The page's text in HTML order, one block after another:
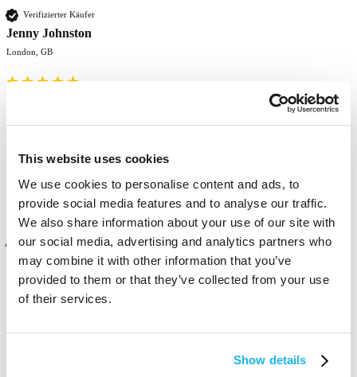
This website uses cookies
We use cookies to personalise content and ads, to
provide social media features and to analyse our traffic.
We also share information about your use of our site with
our social media, advertising and analytics partners who
may combine it with other information that you’ve
provided to them or that they’ve collected from your use
of their services.
Show details
Verifizierter Käufer
Jenny Johnston
London, GB
Great colour, extremely pigmented and hasn't washed out yet after
several weeks !! Very bright.
Fanden Sie diese Bewertung hilfreich?
Verifizierter Käufer
Polly Fines
Horsforth, GB
Looked great on my hair as usual, enjoyed mixing it with the other